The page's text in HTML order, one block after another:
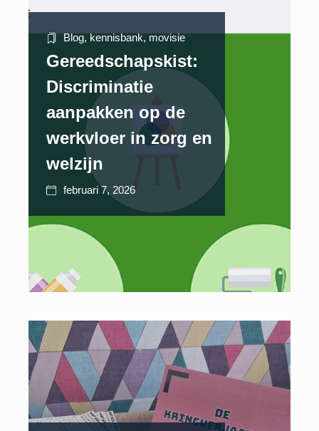
Blog,kennisbank,movisie
Gereedschapskist:
Discriminatie
aanpakken op de
werkvloer in zorg en
welzijn
februari 7, 2026